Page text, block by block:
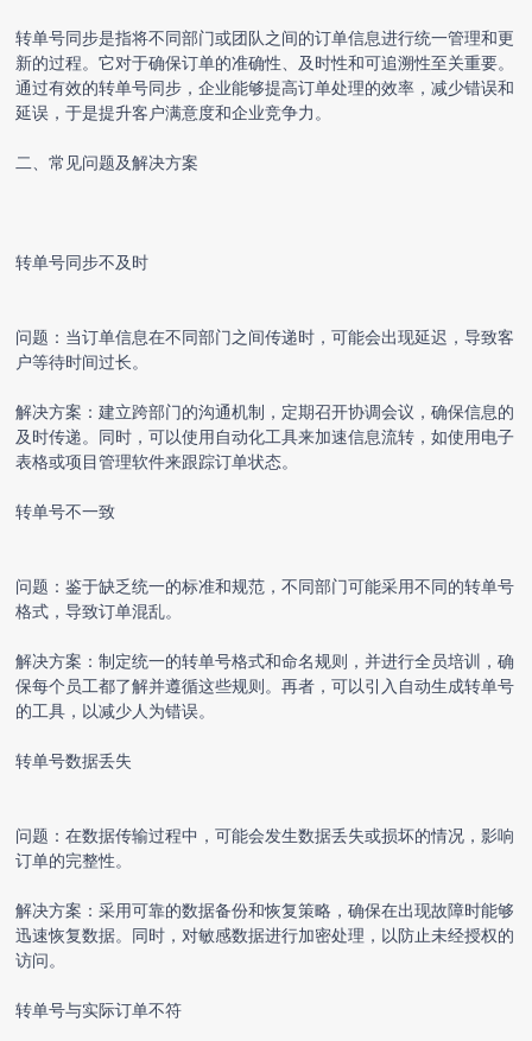
转单号同步是指将不同部门或团队之间的订单信息进行统一管理和更
新的过程。它对于确保订单的准确性、及时性和可追溯性至关重要。
通过有效的转单号同步 ，企业能够提高订单处理的效率，减少错误和
延误，于是提升客户满意度和企业竞争力。
二、常见问题及解决方案
转单号同步不及时
问题：当订单信息在不同部门之间传递时，可能会出现延迟，导致客
户等待时间过长。
解决方案：建立跨部门的沟通机制，定期召开协调会议，确保信息的
及时传递。同时，可以使用自动化工具来加速信息流转，如使用电子
表格或项目管理软件来跟踪订单状态。
转单号不一致
问题：鉴于缺乏统一的标准和规范，不同部门可能采用不同的转单号
格式，导致订单混乱。
解决方案：制定统一的转单号格式和命名规则，并进行全员培训，确
保每个员工都了解并遵循这些规则。再者，可以引入自动生成转单号
的工具，以减少人为错误。
转单号数据丢失
问题：在数据传输过程中，可能会发生数据丢失或损坏的情况，影响
订单的完整性。
解决方案：采用可靠的数据备份和恢复策略，确保在出现故障时能够
迅速恢复数据。同时，对敏感数据进行加密处理，以防止未经授权的
访问。
转单号与实际订单不符